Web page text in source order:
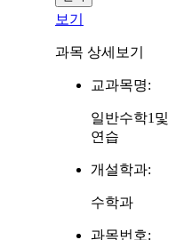
보기
과목 상세보기
교과목명:
일반수학1및
연습
개설학과:
수학과
과목번호: